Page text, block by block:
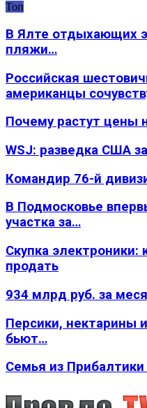
Топ
В Ялте отдыхающих
пляжи…
Российская
американцы
Почему растут цены
WSJ: разведка США
Командир 76-й
В Подмосковье
участка за…
Скупка
продать
934 млрд руб. за
Персики, нектарины
бьют…
Семья из